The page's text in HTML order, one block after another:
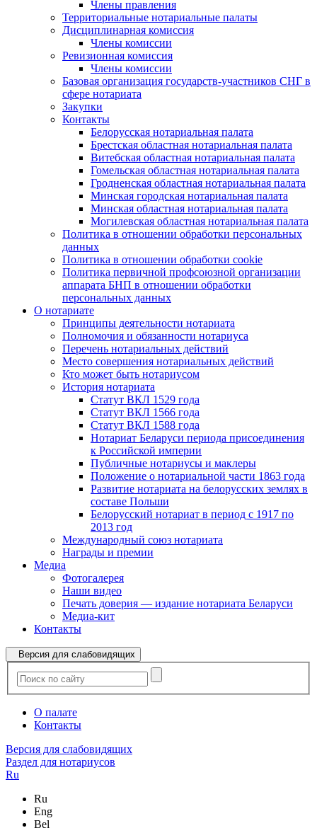
Члены правления
Территориальные нотариальные палаты
Дисциплинарная комиссия
Члены комиссии
Ревизионная комиссия
Члены комиссии
Базовая организация государств-участников СНГ в
сфере нотариата
Закупки
Контакты
Белорусская нотариальная палата
Брестская областная нотариальная палата
Витебская областная нотариальная палата
Гомельская областная нотариальная палата
Гродненская областная нотариальная палата
Минская городская нотариальная палата
Минская областная нотариальная палата
Могилевская областная нотариальная палата
Политика в отношении обработки персональных
данных
Политика в отношении обработки cookie
Политика первичной профсоюзной организации
аппарата БНП в отношении обработки
персональных данных
О нотариате
Принципы деятельности нотариата
Полномочия и обязанности нотариуса
Перечень нотариальных действий
Место совершения нотариальных действий
Кто может быть нотариусом
История нотариата
Статут ВКЛ 1529 года
Статут ВКЛ 1566 года
Статут ВКЛ 1588 года
Нотариат Беларуси периода присоединения
к Российской империи
Публичные нотариусы и маклеры
Положение о нотариальной части 1863 года
Развитие нотариата на белорусских землях в
составе Польши
Белорусский нотариат в период с 1917 по
2013 год
Международный союз нотариата
Награды и премии
Медиа
Фотогалерея
Наши видео
Печать доверия — издание нотариата Беларуси
Медиа-кит
Контакты
Версия для слабовидящих
О палате
Контакты
Версия для слабовидящих
Раздел для нотариусов
Ru
Ru
Eng
Bel